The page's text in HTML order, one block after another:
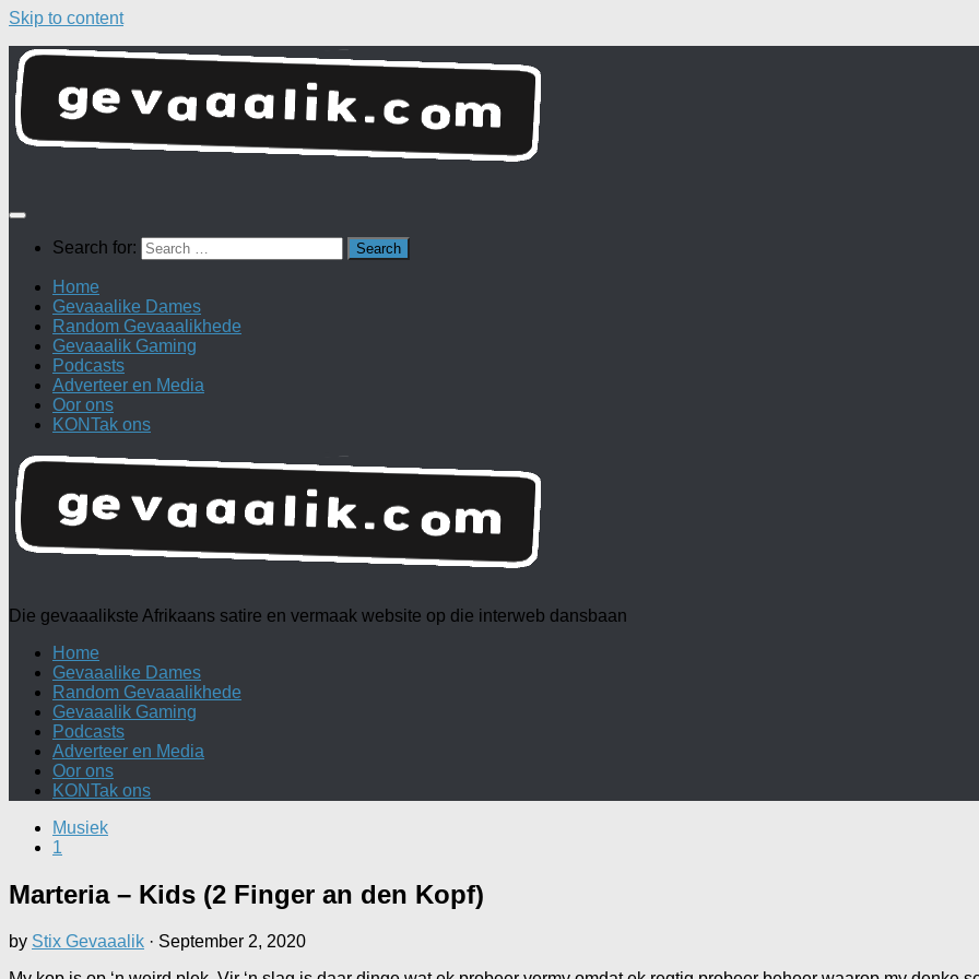
Skip to content
Search for:
Home
Gevaaalike Dames
Random Gevaaalikhede
Gevaaalik Gaming
Podcasts
Adverteer en Media
Oor ons
KONTak ons
Die gevaaalikste Afrikaans satire en vermaak website op die interweb dansbaan
Home
Gevaaalike Dames
Random Gevaaalikhede
Gevaaalik Gaming
Podcasts
Adverteer en Media
Oor ons
KONTak ons
Musiek
1
Marteria – Kids (2 Finger an den Kopf)
by Stix Gevaaalik · September 2, 2020